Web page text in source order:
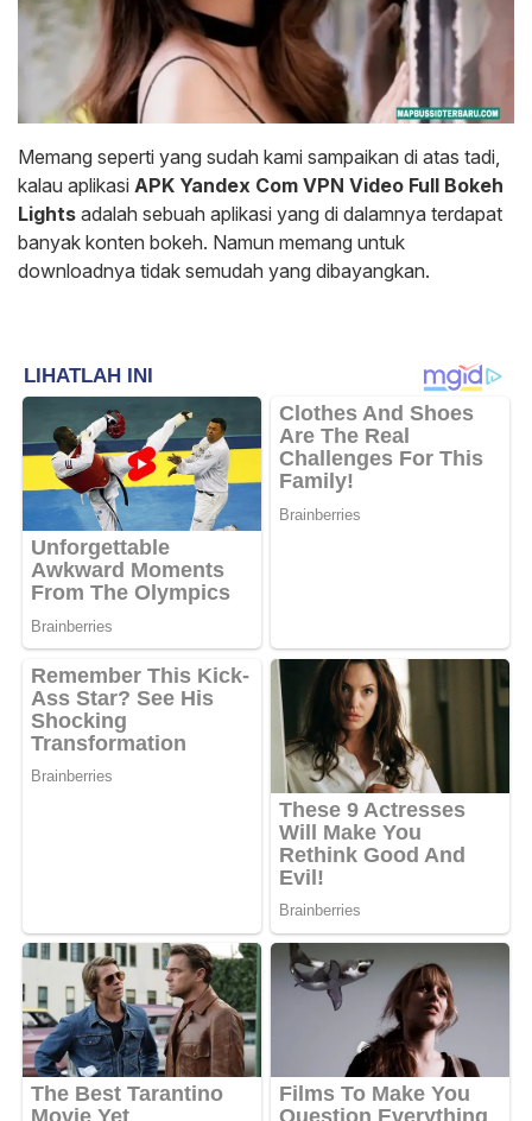
Memang seperti yang sudah kami sampaikan di atas tadi,
kalau aplikasi APK Yandex Com VPN Video Full Bokeh
Lights adalah sebuah aplikasi yang di dalamnya terdapat
banyak konten bokeh. Namun memang untuk
downloadnya tidak semudah yang dibayangkan.